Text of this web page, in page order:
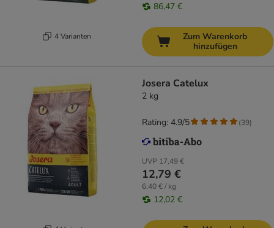
4 Varianten
86,47 €
Zum Warenkorb
hinzufügen
Josera Catelux
2 kg
UVP 17,49 €
12,79 €
6,40 € / kg
12,02 €
Rating: 4.9/5 (39)